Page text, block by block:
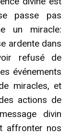
passe pas
un miracle:
ardente dans
refusé de
événements
miracles, et
actions de
divin
affronter nos